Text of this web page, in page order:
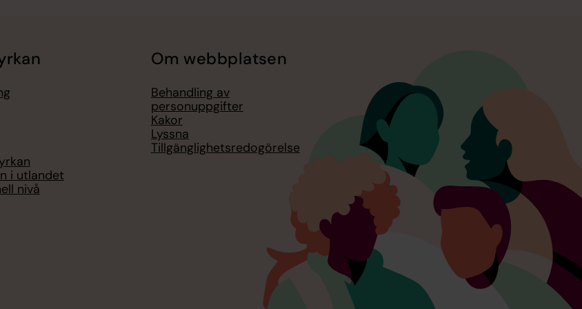
i utlandet
nivå
Om webbplatsen
Behandling av
personuppgifter
Kakor
Lyssna
Tillgänglighetsredogörelse